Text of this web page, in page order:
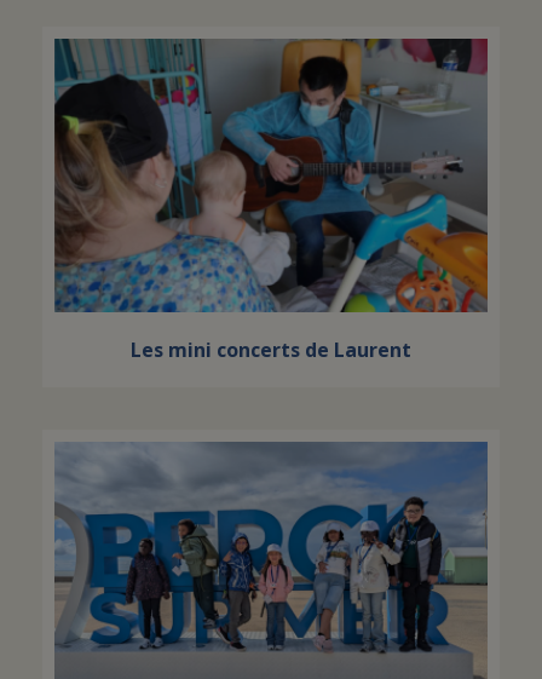
Les mini concerts de Laurent